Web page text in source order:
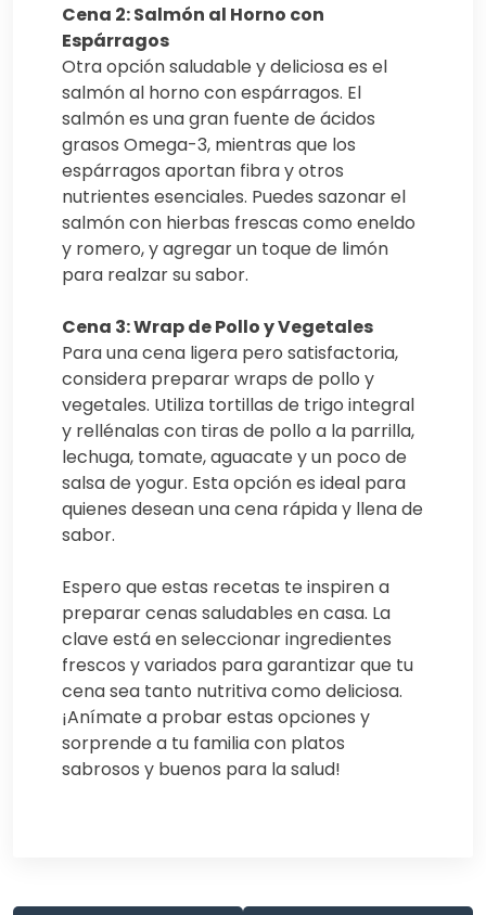
Cena 2: Salmón al Horno con
Espárragos
Otra opción saludable y deliciosa es el
salmón al horno con espárragos. El
salmón es una gran fuente de ácidos
grasos Omega-3, mientras que los
espárragos aportan fibra y otros
nutrientes esenciales. Puedes sazonar el
salmón con hierbas frescas como eneldo
y romero, y agregar un toque de limón
para realzar su sabor.
Cena 3: Wrap de Pollo y Vegetales
Para una cena ligera pero satisfactoria,
considera preparar wraps de pollo y
vegetales. Utiliza tortillas de trigo integral
y rellénalas con tiras de pollo a la parrilla,
lechuga, tomate, aguacate y un poco de
salsa de yogur. Esta opción es ideal para
quienes desean una cena rápida y llena de
sabor.
Espero que estas recetas te inspiren a
preparar cenas saludables en casa. La
clave está en seleccionar ingredientes
frescos y variados para garantizar que tu
cena sea tanto nutritiva como deliciosa.
¡Anímate a probar estas opciones y
sorprende a tu familia con platos
sabrosos y buenos para la salud!